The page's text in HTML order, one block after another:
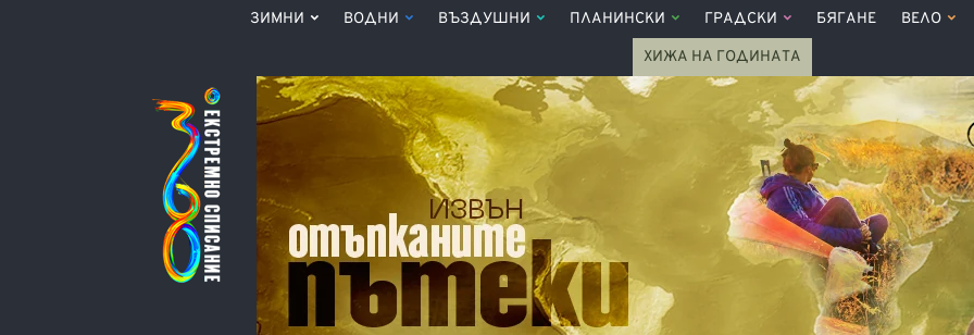
ЗИМНИ ВОДНИ ВЪЗДУШНИ ПЛАНИНСКИ ГРАДСКИ БЯГАНЕ ВЕЛО
ХИЖА НА ГОДИНАТА
Списание
360°